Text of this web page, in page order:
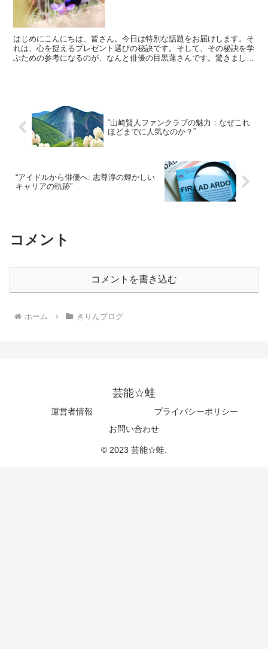
はじめにこんにちは、皆さん。今日は特別な話題をお届けします。そ
れは、心を捉えるプレゼント選びの秘訣です。そして、その秘訣を学
ぶための参考になるのが、なんと俳優の目黒蓮さんです。驚きました
“山崎賢人ファンクラブの魅力：なぜこれ
ほどまでに人気なのか？”
“アイドルから俳優へ: 志尊淳の輝かしい
キャリアの軌跡”
コメント
コメントを書き込む
ホーム きりんブログ
芸能☆蛙
運営者情報
プライバシーポリシー
お問い合わせ
© 2023 芸能☆蛙.